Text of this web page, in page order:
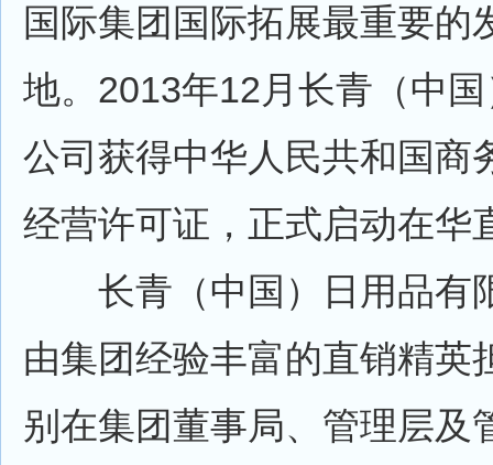
国际集团国际拓展最重要的
地。2013年12月长青（中
公司获得中华人民共和国商
经营许可证，正式启动在华
长青（中国）日用品有
由集团经验丰富的直销精英
别在集团董事局、管理层及